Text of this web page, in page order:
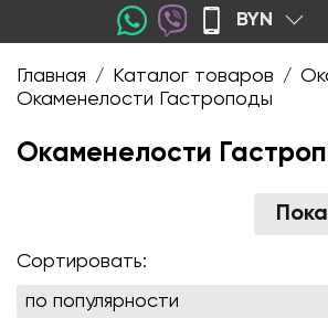
BYN
Главная / Каталог товаров /
Окаменелости Гастроподы
Окаменелости
Сортировать: